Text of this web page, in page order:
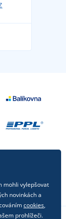
mohli vylepšovat
novinkách a
cookies,
prohlížeči.